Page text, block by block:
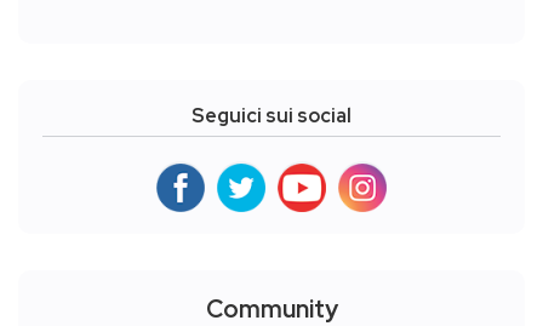
Seguici sui social
Community